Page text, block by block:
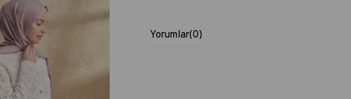
Yorumlar(0)